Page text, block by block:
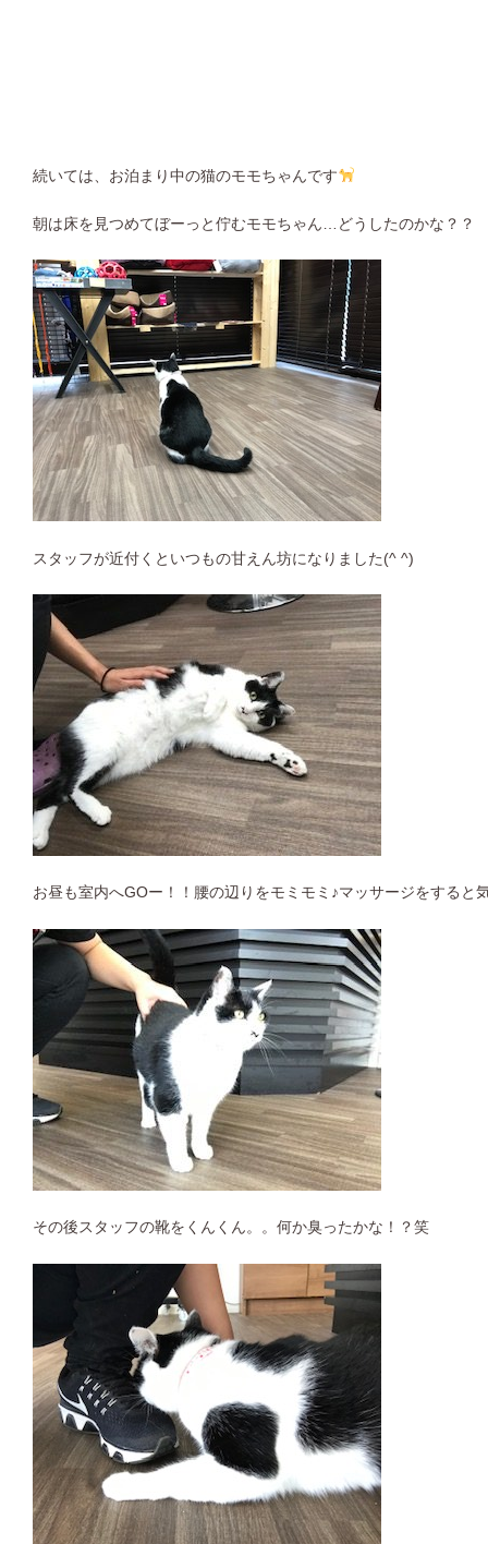
続いては、お泊まり中の猫のモモちゃんです
朝は床を見つめてぼーっと佇むモモちゃん…どうしたのかな？？
スタッフが近付くといつもの甘えん坊になりました(^ ^)
お昼も室内へGOー！！腰の辺りをモミモミ♪マッサージをすると
その後スタッフの靴をくんくん。。何か臭ったかな！？笑